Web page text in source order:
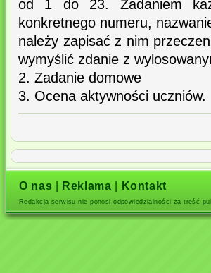
od 1 do 23. Zadaniem
konkretnego numeru,
należy zapisać z nim
wymyślić zdanie z
2. Zadanie domowe
3. Ocena aktywności uczniów.
O nas Reklama Kontakt
Redakcja serwisu nie ponosi odpowiedzialności za treść